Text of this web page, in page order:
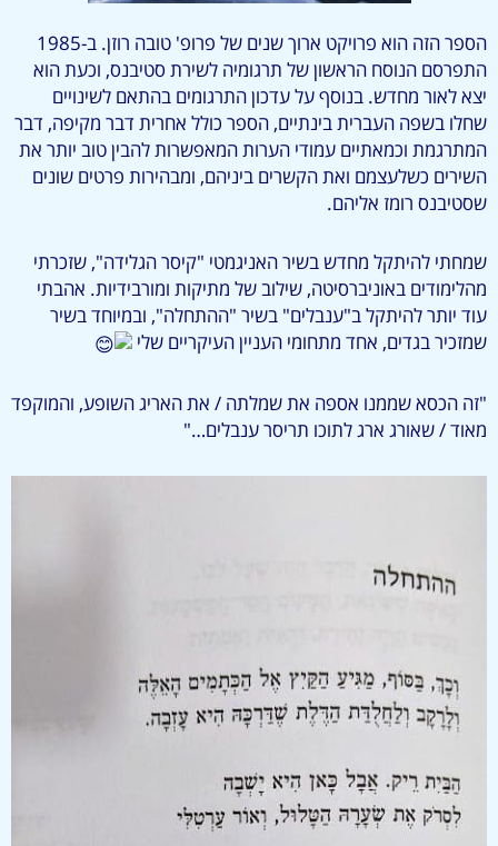
הספר הזה הוא פרויקט ארוך שנים של פרופ' טובה רוזן. ב-1985
התפרסם הנוסח הראשון של תרגומיה לשירת סטיבנס, וכעת הוא
יצא לאור מחדש. בנוסף על עדכון התרגומים בהתאם לשינויים
שחלו בשפה העברית בינתיים, הספר כולל אחרית דבר מקיפה, דבר
המתרגמת וכמאתיים עמודי הערות המאפשרות להבין טוב יותר את
השירים כשלעצמם ואת הקשרים ביניהם, ומבהירות פרטים שונים
שסטיבנס רומז אליהם.
שמחתי להיתקל מחדש בשיר האניגמטי "קיסר הגלידה", שזכרתי
מהלימודים באוניברסיטה, שילוב של מתיקות ומורבידיות. אהבתי
עוד יותר להיתקל ב"ענבלים" בשיר "ההתחלה", ובמיוחד בשיר
שמזכיר בגדים, אחד מתחומי העניין העיקריים שלי
"זה הכסא שממנו אספה את שמלתה / את האריג השופע, והמוקפד
מאוד / שאורג ארג לתוכו תריסר ענבלים…"